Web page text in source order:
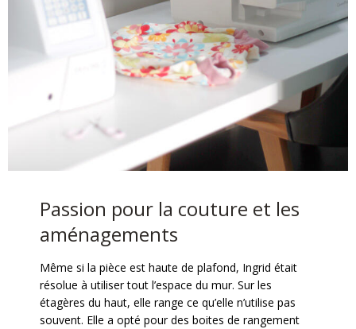
Passion pour la couture et les
aménagements
Même si la pièce est haute de plafond, Ingrid était
résolue à utiliser tout l’espace du mur. Sur les
étagères du haut, elle range ce qu’elle n’utilise pas
souvent. Elle a opté pour des boites de rangement